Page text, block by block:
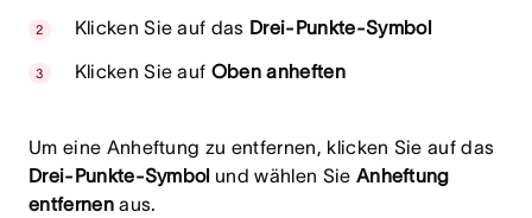
Klicken Sie auf das Drei-Punkte-Symbol
Klicken Sie auf Oben anheften
Um eine Anheftung zu entfernen, klicken Sie auf das
Drei-Punkte-Symbol und wählen Sie Anheftung
entfernenaus.